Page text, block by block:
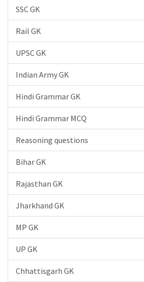
SSC GK
Rail GK
UPSC GK
Indian Army GK
Hindi Grammar GK
Hindi Grammar MCQ
Reasoning questions
Bihar GK
Rajasthan GK
Jharkhand GK
MP GK
UP GK
Chhattisgarh GK